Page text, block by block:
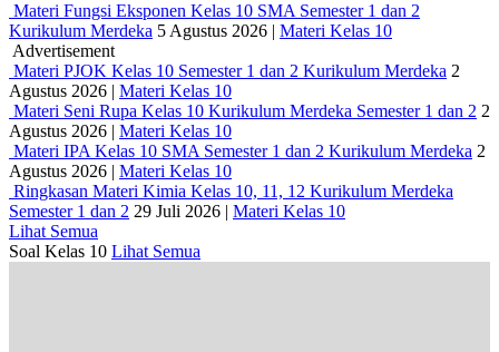
Materi Fungsi Eksponen Kelas 10 SMA Semester 1 dan 2
Kurikulum Merdeka 5 Agustus 2026 | Materi Kelas 10
Advertisement
Materi PJOK Kelas 10 Semester 1 dan 2 Kurikulum Merdeka 2
Agustus 2026 | Materi Kelas 10
Materi Seni Rupa Kelas 10 Kurikulum Merdeka Semester 1 dan 2 2
Agustus 2026 | Materi Kelas 10
Materi IPA Kelas 10 SMA Semester 1 dan 2 Kurikulum Merdeka 2
Agustus 2026 | Materi Kelas 10
Ringkasan Materi Kimia Kelas 10, 11, 12 Kurikulum Merdeka
Semester 1 dan 2 29 Juli 2026 | Materi Kelas 10
Lihat Semua
Soal Kelas 10 Lihat Semua